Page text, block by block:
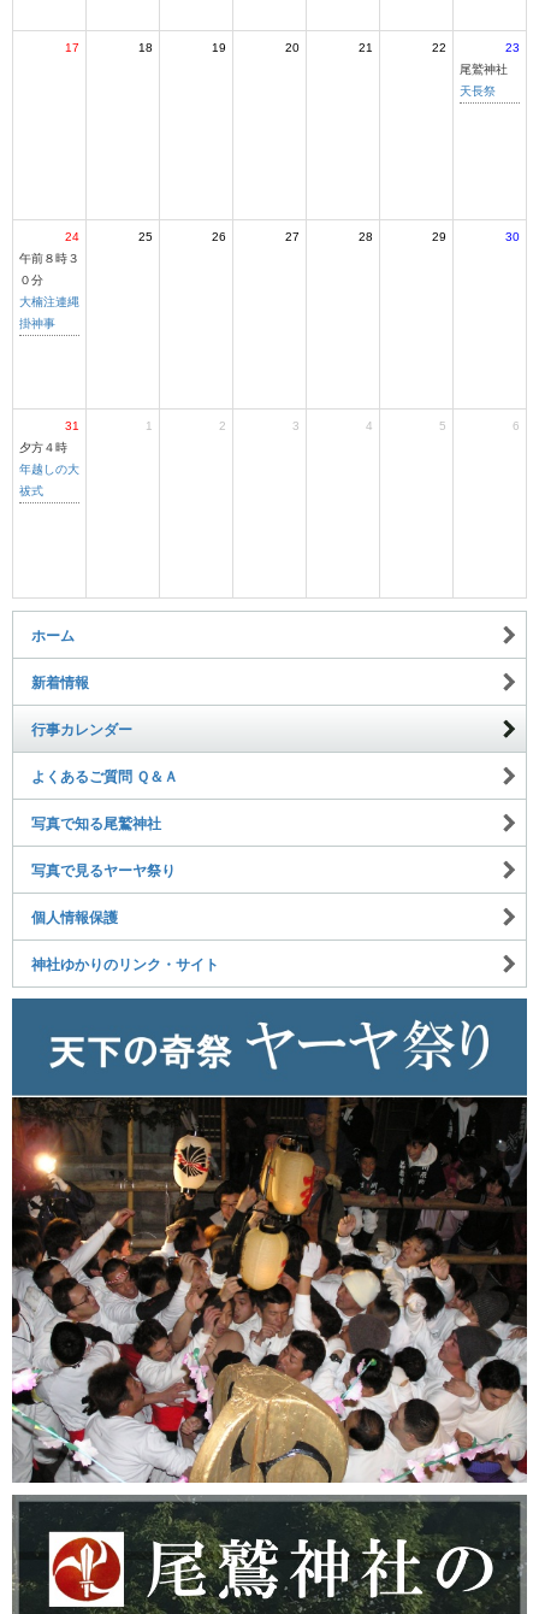
17 18 19 20 21 22
23
尾鷲神社
天長祭
24
午前８時３
０分
大楠注連縄
掛神事
25 26 27 28 29 30
31
夕方４時
年越しの大
祓式
1 2 3 4 5 6
ホーム
新着情報
行事カレンダー
よくあるご質問 Ｑ＆Ａ
写真で知る尾鷲神社
写真で見るヤーヤ祭り
個人情報保護
神社ゆかりのリンク・サイト